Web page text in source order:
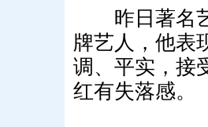
昨日著名艺
牌艺人，他表
调、平实，接
红有失落感。